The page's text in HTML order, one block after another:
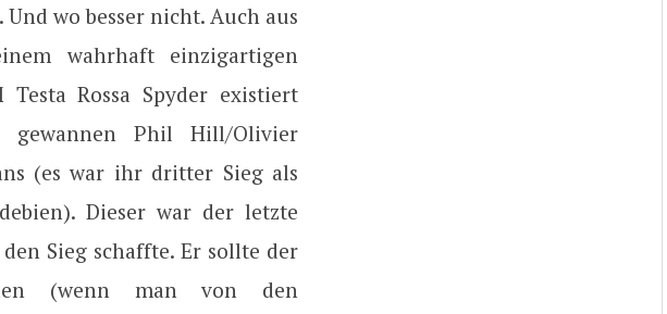
wo besser nicht. Auch aus
wahrhaft einzigartigen
Rossa Spyder existiert
gewannen Phil Hill/Olivier
(es war ihr dritter Sieg als
Dieser war der letzte
Sieg schaffte. Er sollte der
(wenn man von den